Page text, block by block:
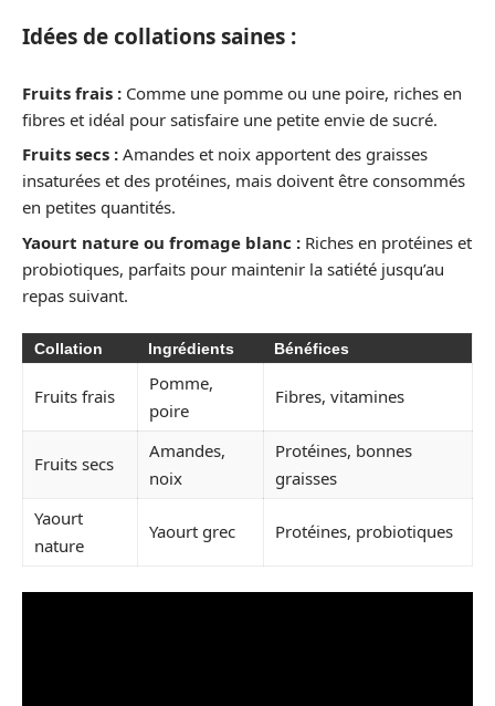
Idées de collations saines :
Fruits frais : Comme une pomme ou une poire, riches en
fibres et idéal pour satisfaire une petite envie de sucré.
Fruits secs : Amandes et noix apportent des graisses
insaturées et des protéines, mais doivent être consommés
en petites quantités.
Yaourt nature ou fromage blanc : Riches en protéines et
probiotiques, parfaits pour maintenir la satiété jusqu’au
repas suivant.
Collation Ingrédients Bénéfices
Fruits frais
Pomme,
poire
Fibres, vitamines
Fruits secs
Amandes,
noix
Protéines, bonnes
graisses
Yaourt
nature
Yaourt grec Protéines, probiotiques